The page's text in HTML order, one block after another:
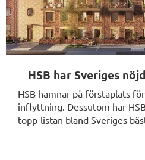
HSB har Sveriges
HSB hamnar på förstaplats
inflyttning. Dessutom har
topp-listan bland Sveriges